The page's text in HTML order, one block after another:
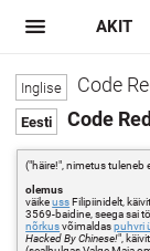
Code
Code Red
("häire!", nimetus
olemus
väikeussFilipiinidelt,
3569-baidine, seega sai
nõrkusvõimaldaspuhvri
Hacked By Chinese!",
AKIT